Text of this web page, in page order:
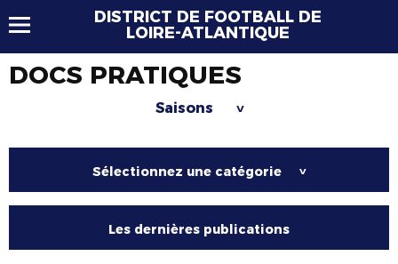
DISTRICT DE FOOTBALL DE
LOIRE-ATLANTIQUE
DOCS PRATIQUES
Saisons >
Sélectionnez une catégorie >
Les dernières publications